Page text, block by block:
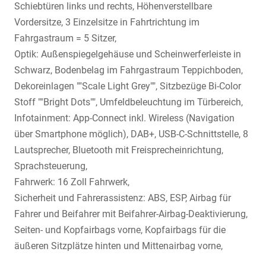
Schiebtüren links und rechts, Höhenverstellbare
Vordersitze, 3 Einzelsitze in Fahrtrichtung im
Fahrgastraum = 5 Sitzer,
Optik: Außenspiegelgehäuse und Scheinwerferleiste in
Schwarz, Bodenbelag im Fahrgastraum Teppichboden,
Dekoreinlagen ""Scale Light Grey"", Sitzbezüge Bi-Color
Stoff ""Bright Dots"", Umfeldbeleuchtung im Türbereich,
Infotainment: App-Connect inkl. Wireless (Navigation
über Smartphone möglich), DAB+, USB-C-Schnittstelle, 8
Lautsprecher, Bluetooth mit Freisprecheinrichtung,
Sprachsteuerung,
Fahrwerk: 16 Zoll Fahrwerk,
Sicherheit und Fahrerassistenz: ABS, ESP, Airbag für
Fahrer und Beifahrer mit Beifahrer-Airbag-Deaktivierung,
Seiten- und Kopfairbags vorne, Kopfairbags für die
äußeren Sitzplätze hinten und Mittenairbag vorne,